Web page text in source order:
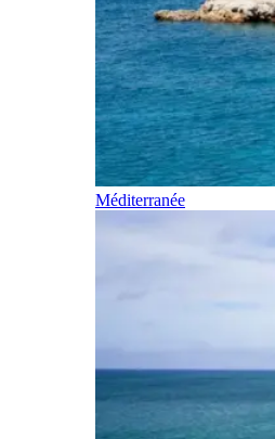
Méditerranée